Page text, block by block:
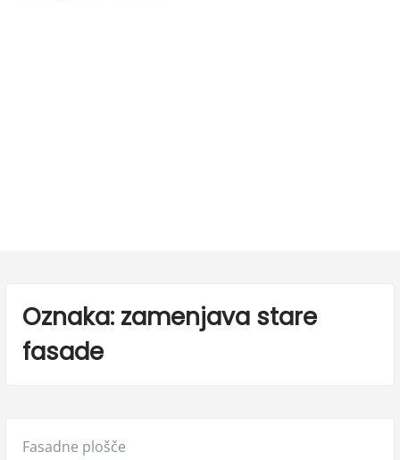
Oznaka: zamenjava stare
fasade
Posted
Fasadne plošče